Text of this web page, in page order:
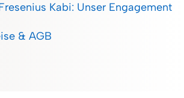
Kabi: Unser Engagement
& AGB